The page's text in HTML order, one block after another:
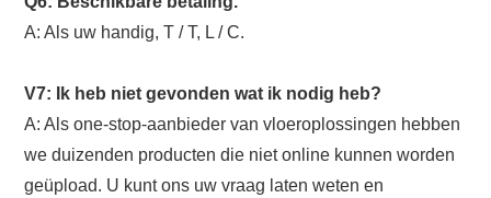
A: Als uw handig, T / T, L / C.
V7: Ik heb niet gevonden wat ik nodig heb?
A: Als one-stop-aanbieder van vloeroplossingen hebben
we duizenden producten die niet online kunnen worden
geüpload. U kunt ons uw vraag laten weten en